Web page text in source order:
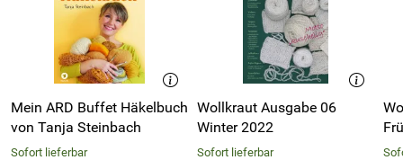
Mein ARD Buffet Häkelbuch
von Tanja Steinbach
Sofort lieferbar
Wollkraut Ausgabe 06
Winter 2022
Sofort lieferbar